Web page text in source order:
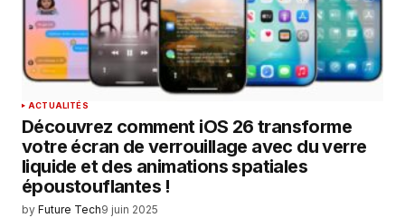
ACTUALITÉS
Découvrez comment iOS 26 transforme
votre écran de verrouillage avec du verre
liquide et des animations spatiales
époustouflantes !
by Future Tech9 juin 2025